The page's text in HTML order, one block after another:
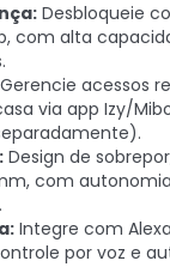
Desbloqueie
com alta
Gerencie acessos
via app Izy/
Design de
com
Integre com
por voz e